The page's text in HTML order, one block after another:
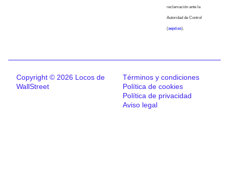
reclamación ante la
Autoridad de Control
(aepd.es).
Copyright © 2026 Locos de
WallStreet
Términos y condiciones
Política de cookies
Política de privacidad
Aviso legal